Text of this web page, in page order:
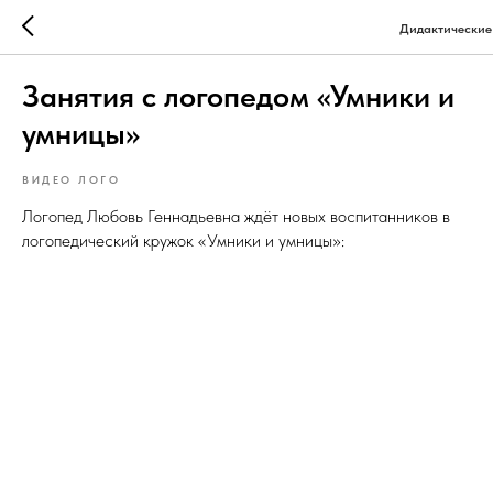
Занятия с логопедом «Умники и
умницы»
ВИДЕО ЛОГО
Логопед Любовь Геннадьевна ждёт новых воспитанников в
логопедический кружок «Умники и умницы»: